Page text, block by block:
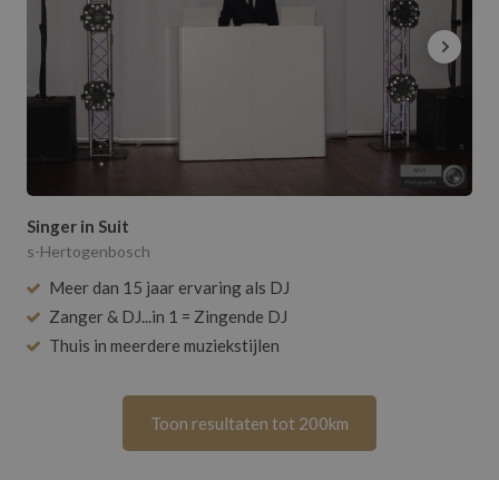
Singer in Suit
s-Hertogenbosch
Meer dan 15 jaar ervaring als DJ
Zanger & DJ...in 1 = Zingende DJ
Thuis in meerdere muziekstijlen
Toon resultaten tot 200km